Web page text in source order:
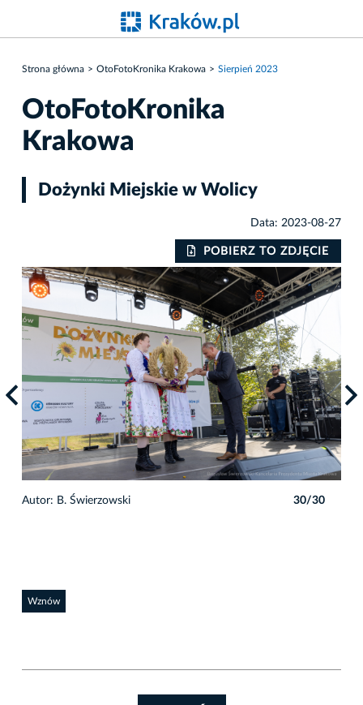
Strona główna OtoFotoKronika Krakowa Sierpień 2023
OtoFotoKronika
Krakowa
Dożynki Miejskie w Wolicy
Data: 2023-08-27
POBIERZ TO ZDJĘCIE
Autor: B. Świerzowski 30/30
Wznów